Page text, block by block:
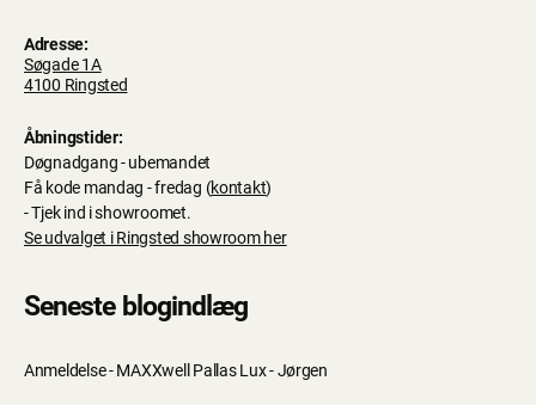
Adresse:
Søgade 1A
4100 Ringsted
Åbningstider:
Døgnadgang - ubemandet
Få kode mandag - fredag (kontakt)
- Tjek ind i showroomet.
Se udvalget i Ringsted showroom her
Seneste blogindlæg
Anmeldelse - MAXXwell Pallas Lux - Jørgen